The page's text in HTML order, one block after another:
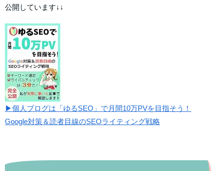
公開しています↓↓
▶個人ブログは「ゆるSEO」で月間10万PVを目指そう！
Google対策＆読者目線のSEOライティング戦略